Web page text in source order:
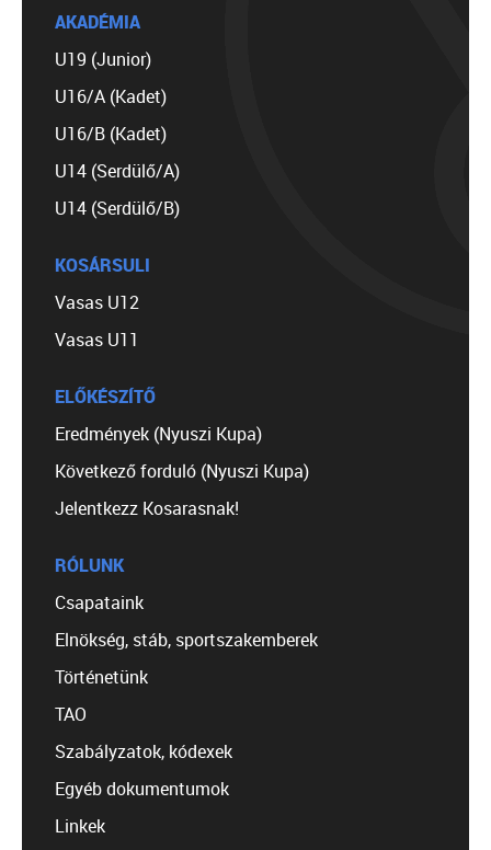
AKADÉMIA
U19 (Junior)
U16/A (Kadet)
U16/B (Kadet)
U14 (Serdülő/A)
U14 (Serdülő/B)
KOSÁRSULI
Vasas U12
Vasas U11
ELŐKÉSZÍTŐ
Eredmények (Nyuszi Kupa)
Következő forduló (Nyuszi Kupa)
Jelentkezz Kosarasnak!
RÓLUNK
Csapataink
Elnökség, stáb, sportszakemberek
Történetünk
TAO
Szabályzatok, kódexek
Egyéb dokumentumok
Linkek